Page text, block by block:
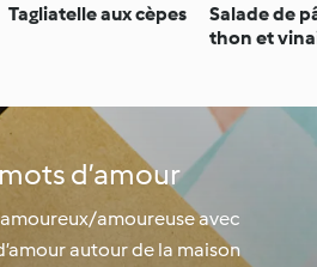
Tagliatelle aux cèpes
Salade de
thon et
d’amour
amoureuse avec
autour de la maison